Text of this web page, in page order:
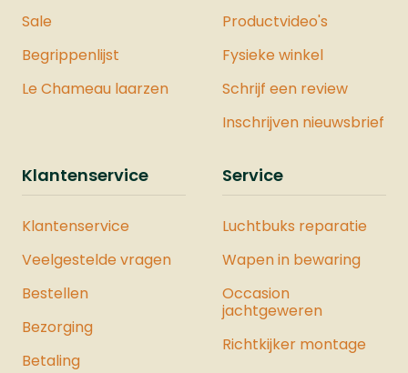
Sale
Begrippenlijst
Le Chameau laarzen
Productvideo's
Fysieke winkel
Schrijf een review
Inschrijven nieuwsbrief
Klantenservice
Klantenservice
Veelgestelde vragen
Bestellen
Bezorging
Betaling
Service
Luchtbuks reparatie
Wapen in bewaring
Occasion
jachtgeweren
Richtkijker montage